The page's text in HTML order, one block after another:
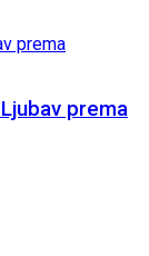
prema